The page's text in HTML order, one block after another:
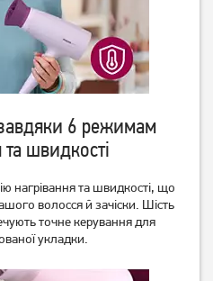
Фен Ardesto HD-Y210
849грн
6 режимам
та швидкості
нагрівання та швидкості, що
волосся й зачіски. Шість
точне керування для
укладки.